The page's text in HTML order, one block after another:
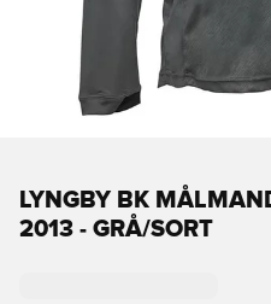
LYNGBY BK
2013 - GRÅ/SORT